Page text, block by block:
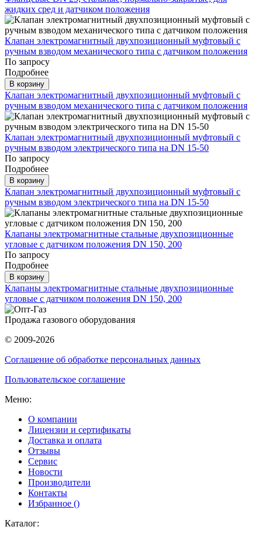
жидких сред и датчиком положения
Клапан электромагнитный двухпозиционный муфтовый с
ручным взводом механического типа с датчиком положения
По запросу
Подробнее
В корзину
Клапан электромагнитный двухпозиционный муфтовый с
ручным взводом механического типа с датчиком положения
Клапан электромагнитный двухпозиционный муфтовый с
ручным взводом электрического типа на DN 15-50
По запросу
Подробнее
В корзину
Клапан электромагнитный двухпозиционный муфтовый с
ручным взводом электрического типа на DN 15-50
Клапаны электромагнитные стальные двухпозиционные
угловые с датчиком положения DN 150, 200
По запросу
Подробнее
В корзину
Клапаны электромагнитные стальные двухпозиционные
угловые с датчиком положения DN 150, 200
Продажа газового оборудования
© 2009-2026
Соглашение об обработке персональных данных
Пользовательское соглашение
Меню:
О компании
Лицензии и сертификаты
Доставка и оплата
Отзывы
Сервис
Новости
Производители
Контакты
Избранное ()
Каталог: